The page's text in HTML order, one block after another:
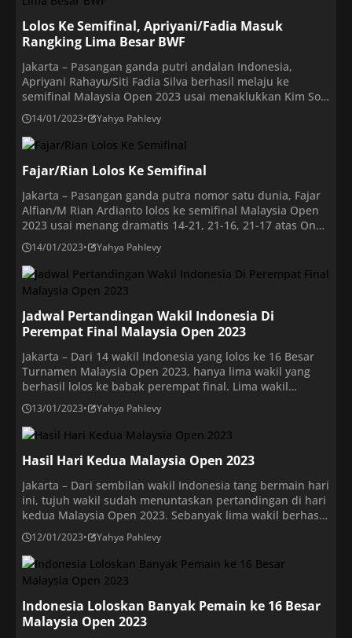
Lolos Ke Semifinal, Apriyani/Fadia Masuk
Rangking Lima Besar BWF
Jakarta – Pasangan ganda putri andalan Indonesia,
Apriyani Rahayu/Siti Fadia Silva berhasil melaju ke
semifinal Malaysia Open 2023 usai menaklukkan Kim So
Yeong/Kong Hee Yong dengan skor 22-20, 21-
15.Keberhasilan lolos ke senifinal membuat ranking BWF
Apriyani Rahayu / Siti Fadia Silva Ramadhanti masuk
jajaran top elite dunia. Ganda putri andalan Indonesia itu
akan menempati ranking 5 […]
14/01/2023• Yahya Pahlevy
Fajar/Rian Lolos Ke Semifinal
Jakarta – Pasangan ganda putra nomor satu dunia, Fajar
Alfian/M Rian Ardianto lolos ke semifinal Malaysia Open
2023 usai menang dramatis 14-21, 21-16, 21-17 atas Ong
Yew Sin/Teo Ee Yi di Axiata Arena, Jumat (13/1). Fajar dua
kali melakukan kesalahan beruntun dengan pukulan
yang menyangkut di net dan melebar. Kesalahan Teo Ee
Yi dalam mengembalikan pukulan Fajar membuat skor
imbang […]
14/01/2023• Yahya Pahlevy
Jadwal Pertandingan Wakil Indonesia Di
Perempat Final Malaysia Open 2023
Jakarta – Dari 14 wakil Indonesia yang lolos ke 16 Besar
Turnamen Malaysia Open 2023, hanya lima wakil yang
berhasil lolos ke babak perempat final. Lima wakil
Indonesia mampu lolos ke babak perempat final yang
akan berlangsung pada hari ini. Dua dari sektor ganda
putra dan sisanya masing-masing satu wakil dari tunggal
13/01/2023• Yahya Pahlevy
Hasil Hari Kedua Malaysia Open 2023
Jakarta – Dari sembilan wakil Indonesia tang bermain hari
ini, tujuh wakil sudah menuntaskan pertandingan di hari
kedua Malaysia Open 2023. Sebanyak lima wakil berhasil
melaju ke babak 16 besar, sedangkan dua lainnya
tersingkir. Bermain di Axiata Arena, Rabu (11/1/2023),
lima wakil yang lolos didominasi ganda putra sebanyak
tiga wakil, yaitu Leo Rolly Carnando/Daniel Marthin, […]
12/01/2023• Yahya Pahlevy
Indonesia Loloskan Banyak Pemain ke 16 Besar
Malaysia Open 2023